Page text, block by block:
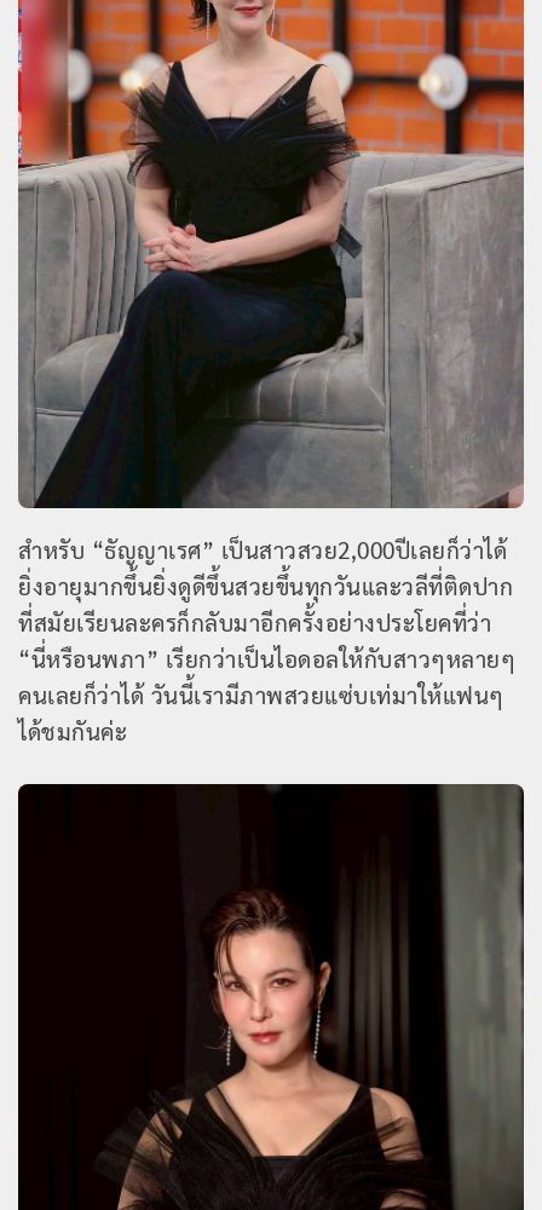
สำหรับ “ธัญญาเรศ” เป็นสาวสวย2,000ปีเลยก็ว่าได้
ยิ่งอายุมากขึ้นยิ่งดูดีขึ้นสวยขึ้นทุกวันและวลีที่ติดปาก
ที่สมัยเรียนละครก็กลับมาอีกครั้งอย่างประโยคที่ว่า
“นี่หรือนพภา” เรียกว่าเป็นไอดอลให้กับสาวๆหลายๆ
คนเลยก็ว่าได้ วันนี้เรามีภาพสวยแซ่บเท่มาให้แฟนๆ
ได้ชมกันค่ะ